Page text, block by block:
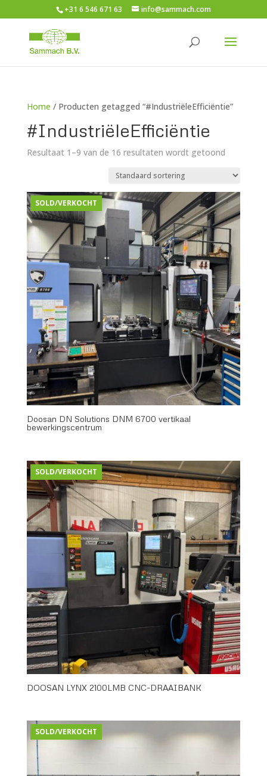
+31 6 546 671 63 info@sammach.com
Home / Producten getagged “#IndustriëleEfficiëntie”
#IndustriëleEfficiëntie
Resultaat 1–9 van de 16 resultaten wordt getoond
SOLD/VERKOCHT
Doosan DN Solutions DNM 6700 vertikaal
bewerkingscentrum
SOLD/VERKOCHT
DOOSAN LYNX 2100LMB CNC-DRAAIBANK
SOLD/VERKOCHT